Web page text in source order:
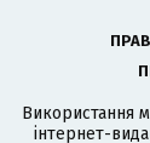
Використання
інтернет-